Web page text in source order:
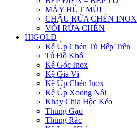
MÁY HÚT MÙI
CHẬU RỬA CHÉN INOX
VÒI RỬA CHÉN
HIGOLD
Kệ Úp Chén Tủ Bếp Trên
Tủ Đồ Khô
Kệ Góc Inox
Kệ Gia Vị
Kệ Úp Chén Inox
Kệ Úp Xoong Nồi
Khay Chia Hộc Kéo
Thùng Gạo
Thùng Rác